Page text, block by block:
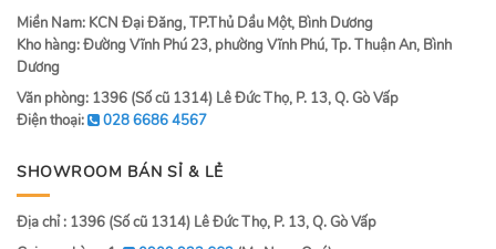
Miền Nam: KCN Đại Đăng, TP.Thủ Dầu Một, Bình Dương
Kho hàng: Đường Vĩnh Phú 23, phường Vĩnh Phú, Tp. Thuận An, Bình
Dương
Văn phòng: 1396 (Số cũ 1314) Lê Đức Thọ, P. 13, Q. Gò Vấp
Điện thoại:
028 6686 4567
SHOWROOM BÁN SỈ & LẺ
Địa chỉ : 1396 (Số cũ 1314) Lê Đức Thọ, P. 13, Q. Gò Vấp